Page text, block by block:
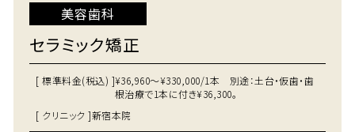
美容歯科
セラミック矯正
[ 標準料金(税込) ]¥36,960～¥330,000/1本 別途：土台・仮歯・歯
根治療で1本に付き¥36,300。
[ クリニック ]新宿本院